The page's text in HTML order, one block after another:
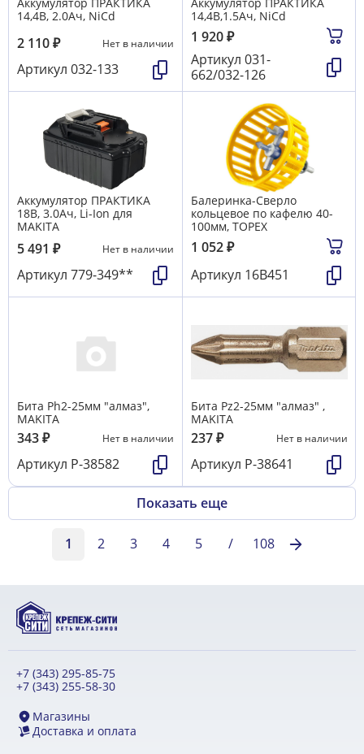
14,4B, 2.0Aч, NiCd
2 110₽ Нет в наличии
Артикул 032-133
14,4B,1.5Aч, NiCd
1 920₽
Артикул 031-
662/032-126
Аккумулятор ПРАКТИКА
18B, 3.0Aч, Li-Ion для
MAKITA
5 491 ₽ Нет в наличии
Артикул 779-349**
Балеринка-Сверло
кольцевое по кафелю 40-
100мм, TOPEX
1 052₽
Артикул 16B451
Бита Ph2-25мм "алмаз",
MAKITA
343₽ Нет в наличии
Артикул P-38582
Бита Pz2-25мм "алмаз" ,
MAKITA
237₽ Нет в наличии
Артикул P-38641
Показать еще
1 2 3 4 5 / 108
+7 (343) 295-85-75
+7 (343) 255-58-30
Магазины
Доставка и оплата